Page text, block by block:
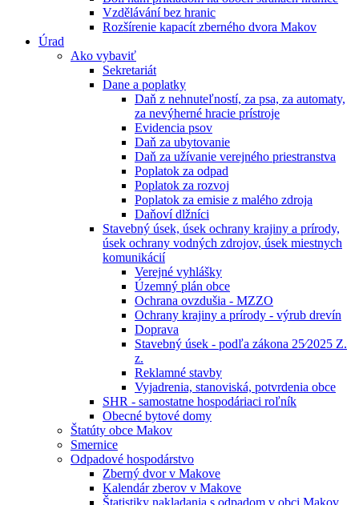
Vzdělávání bez hranic
Rozšírenie kapacít zberného dvora Makov
Úrad
Ako vybaviť
Sekretariát
Dane a poplatky
Daň z nehnuteľností, za psa, za automaty,
za nevýherné hracie prístroje
Evidencia psov
Daň za ubytovanie
Daň za užívanie verejného priestranstva
Poplatok za odpad
Poplatok za rozvoj
Poplatok za emisie z malého zdroja
Daňoví dlžníci
Stavebný úsek, úsek ochrany krajiny a prírody,
úsek ochrany vodných zdrojov, úsek miestnych
komunikácií
Verejné vyhlášky
Územný plán obce
Ochrana ovzdušia - MZZO
Ochrany krajiny a prírody - výrub drevín
Doprava
Stavebný úsek - podľa zákona 25⁄2025 Z.
z.
Reklamné stavby
Vyjadrenia, stanoviská, potvrdenia obce
SHR - samostatne hospodáriaci roľník
Obecné bytové domy
Štatúty obce Makov
Smernice
Odpadové hospodárstvo
Zberný dvor v Makove
Kalendár zberov v Makove
Štatistiky nakladania s odpadom v obci Makov